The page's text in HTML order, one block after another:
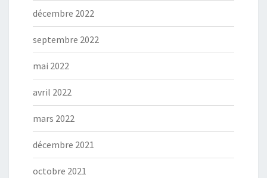
décembre 2022
septembre 2022
mai 2022
avril 2022
mars 2022
décembre 2021
octobre 2021